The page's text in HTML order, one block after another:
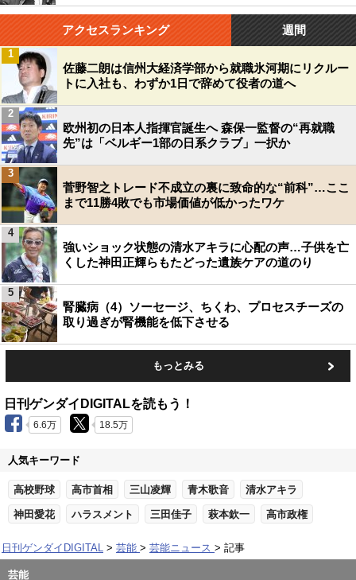
アクセスランキング 週間
佐藤二朗は信州大経済学部から就職氷河期にリクルー
トに入社も、わずか1日で辞めて役者の道へ
1
欧州初の日本人指揮官誕生へ 森保一監督の“再就職
先”は「ベルギー1部の日系クラブ」一択か
2
菅野智之トレード不成立の裏に致命的な“前科”…ここ
まで11勝4敗でも市場価値が低かったワケ
3
強いショック状態の清水アキラに心配の声…子供を亡
くした神田正輝らもたどった遺族ケアの道のり
4
腎臓病（4）ソーセージ、ちくわ、プロセスチーズの
取り過ぎが腎機能を低下させる
5
もっとみる
日刊ゲンダイDIGITALを読もう！
6.6万 18.5万
人気キーワード
高校野球 高市首相 三山凌輝 青木歌音 清水アキラ
神田愛花 ハラスメント 三田佳子 萩本欽一 高市政権
日刊ゲンダイDIGITAL 芸能 芸能ニュース 記事
芸能